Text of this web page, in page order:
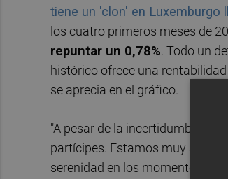
tiene un 'clon' en Luxemburgo
los cuatro primeros meses de
repuntar un 0,78%. Todo un
histórico ofrece una
se aprecia en el gráfico.
"A pesar de la incertidumbre en
partícipes. Estamos muy
serenidad en los momentos